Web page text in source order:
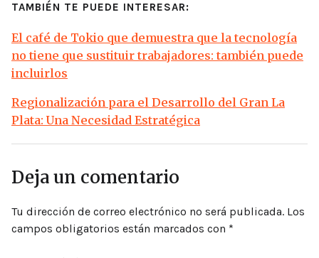
TAMBIÉN TE PUEDE INTERESAR:
El café de Tokio que demuestra que la tecnología
no tiene que sustituir trabajadores: también puede
incluirlos
Regionalización para el Desarrollo del Gran La
Plata: Una Necesidad Estratégica
Deja un comentario
Tu dirección de correo electrónico no será publicada. Los
campos obligatorios están marcados con *